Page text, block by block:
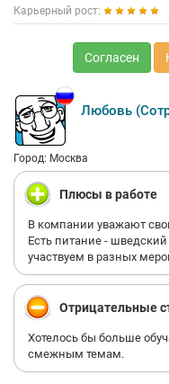
Карьерный рост:
Согласен
Любовь
Город: Москва
Плюсы в работе
В компании уважают
Есть питание - шведский
участвуем в разных
Отрицательные
Хотелось бы больше
смежным темам.